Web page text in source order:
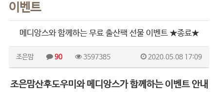
이벤트
메디앙스와 함께하는 무료 출산팩 선물 이벤트 ★종료★
조은맘 90 3597385 2020.05.08 17:09
조은맘산후도우미와 메디앙스가 함께하는 이벤트 안내